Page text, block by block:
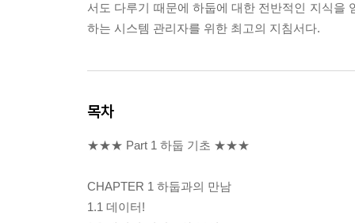
서도 다루기 때문에 하둡에 대한 전반적인 지식을
하는 시스템 관리자를 위한 최고의 지침서다.
목차
★★★ Part 1 하둡 기초 ★★★
CHAPTER 1 하둡과의 만남
1.1 데이터!